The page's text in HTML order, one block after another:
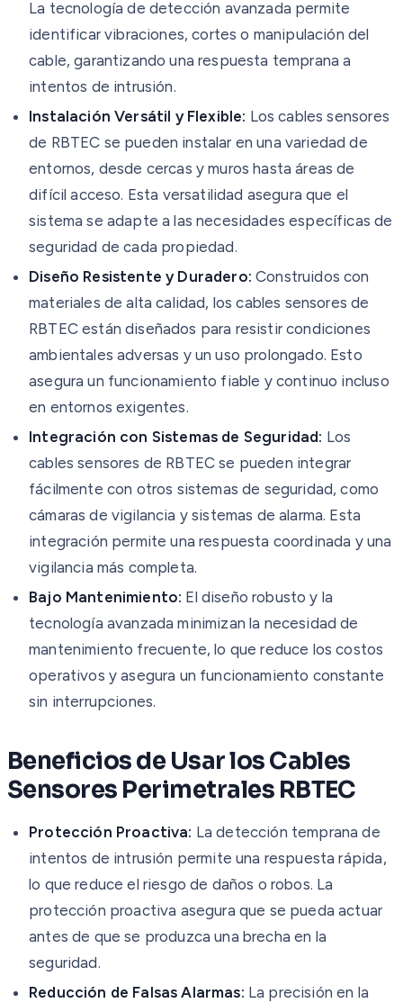
La tecnología de detección avanzada permite
identificar vibraciones, cortes o manipulación del
cable, garantizando una respuesta temprana a
intentos de intrusión.
Instalación Versátil y Flexible: Los cables sensores
de RBTEC se pueden instalar en una variedad de
entornos, desde cercas y muros hasta áreas de
difícil acceso. Esta versatilidad asegura que el
sistema se adapte a las necesidades específicas de
seguridad de cada propiedad.
Diseño Resistente y Duradero: Construidos con
materiales de alta calidad, los cables sensores de
RBTEC están diseñados para resistir condiciones
ambientales adversas y un uso prolongado. Esto
asegura un funcionamiento fiable y continuo incluso
en entornos exigentes.
Integración con Sistemas de Seguridad: Los
cables sensores de RBTEC se pueden integrar
fácilmente con otros sistemas de seguridad, como
cámaras de vigilancia y sistemas de alarma. Esta
integración permite una respuesta coordinada y una
vigilancia más completa.
Bajo Mantenimiento: El diseño robusto y la
tecnología avanzada minimizan la necesidad de
mantenimiento frecuente, lo que reduce los costos
operativos y asegura un funcionamiento constante
sin interrupciones.
Beneficios de Usar los Cables
Sensores Perimetrales RBTEC
Protección Proactiva: La detección temprana de
intentos de intrusión permite una respuesta rápida,
lo que reduce el riesgo de daños o robos. La
protección proactiva asegura que se pueda actuar
antes de que se produzca una brecha en la
seguridad.
Reducción de Falsas Alarmas: La precisión en la